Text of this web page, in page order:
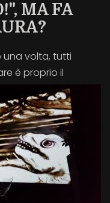
MA FA
una volta, tutti
è proprio il